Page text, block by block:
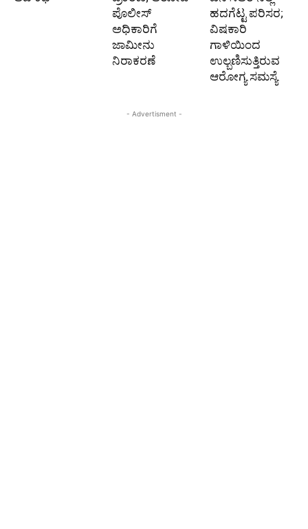
ಪೊಲೀಸ್‌
ಅಧಿಕಾರಿಗೆ
ಜಾಮೀನು
ನಿರಾಕರಣೆ
ಹದಗೆಟ್ಟ ಪರಿಸರ;
ವಿಷಕಾರಿ
ಗಾಳಿಯಿಂದ
ಉಲ್ಬಣಿಸುತ್ತಿರುವ
ಆರೋಗ್ಯ ಸಮಸ್ಯೆ
- Advertisment -